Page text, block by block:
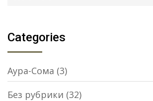
Categories
Аура-Сома (3)
Без рубрики (32)